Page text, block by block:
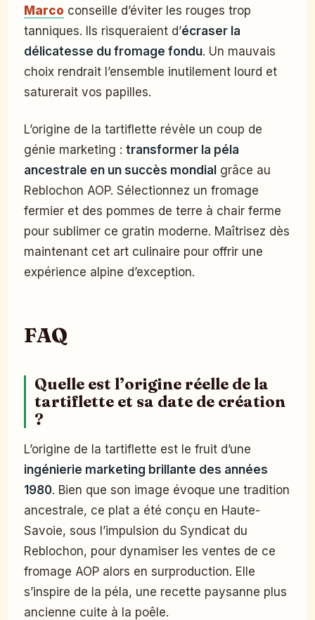
Marco conseille d’éviter les rouges trop
tanniques. Ils risqueraient d’écraser la
délicatesse du fromage fondu. Un mauvais
choix rendrait l’ensemble inutilement lourd et
saturerait vos papilles.
L’origine de la tartiflette révèle un coup de
génie marketing : transformer la péla
ancestrale en un succès mondial grâce au
Reblochon AOP. Sélectionnez un fromage
fermier et des pommes de terre à chair ferme
pour sublimer ce gratin moderne. Maîtrisez dès
maintenant cet art culinaire pour offrir une
expérience alpine d’exception.
FAQ
Quelle est l’origine réelle de la
tartiflette et sa date de création
?
L’origine de la tartiflette est le fruit d’une
ingénierie marketing brillante des années
1980. Bien que son image évoque une tradition
ancestrale, ce plat a été conçu en Haute-
Savoie, sous l’impulsion du Syndicat du
Reblochon, pour dynamiser les ventes de ce
fromage AOP alors en surproduction. Elle
s’inspire de la péla, une recette paysanne plus
ancienne cuite à la poêle.